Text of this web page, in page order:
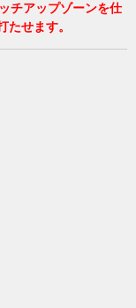
チアップゾーンを仕
せます。